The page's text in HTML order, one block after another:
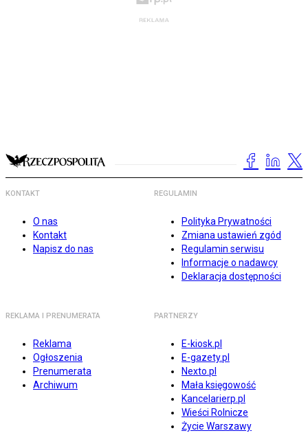
KONTAKT
O nas
Kontakt
Napisz do nas
REGULAMIN
Polityka Prywatności
Zmiana ustawień zgód
Regulamin serwisu
Informacje o nadawcy
Deklaracja dostępności
REKLAMA I PRENUMERATA
Reklama
Ogłoszenia
Prenumerata
Archiwum
PARTNERZY
E-kiosk.pl
E-gazety.pl
Nexto.pl
Mała księgowość
Kancelarierp.pl
Wieści Rolnicze
Życie Warszawy